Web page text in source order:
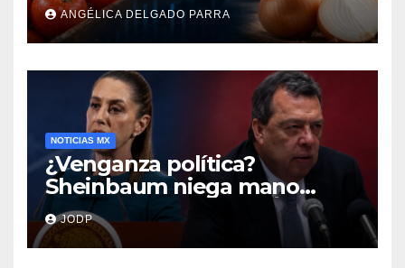
encarecen
ANGÉLICA DELGADO PARRA
NOTICIAS MX
¿Venganza política?
Sheinbaum niega mano
negra en captura de Ángel
Aguirre
JODP